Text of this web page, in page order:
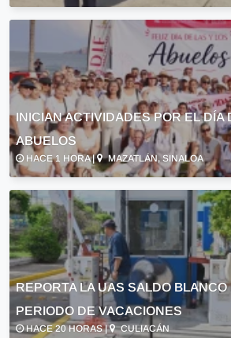
INICIAN ACTIVIDADES POR EL DÍA
ABUELOS
HACE 1 HORA | MAZATLÁN, SINALOA
REPORTA LA UAS SALDO
PERIODO DE VACACIONES
HACE 20 HORAS | CULIACÁN